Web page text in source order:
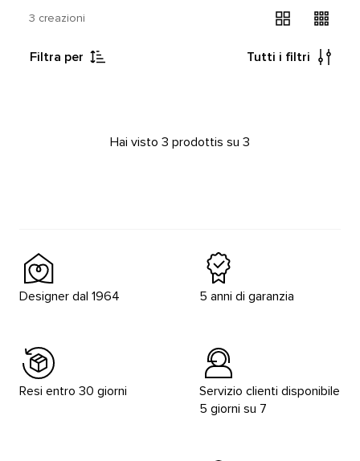
3 creazioni
Filtra per Tutti i filtri
Hai visto 3 prodottis su 3
Designer dal 1964 5 anni di garanzia
Resi entro 30 giorni
Servizio clienti disponibile
5 giorni su 7